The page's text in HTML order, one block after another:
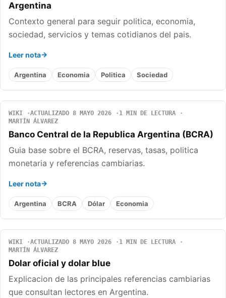
Argentina
Contexto general para seguir politica, economia,
sociedad, servicios y temas cotidianos del pais.
Leer nota
Argentina Economia Politica Sociedad
WIKI ACTUALIZADO 8 MAYO 2026
1 MIN DE LECTURA
MARTÍN ÁLVAREZ
Banco Central de la Republica Argentina (BCRA)
Guia base sobre el BCRA, reservas, tasas, politica
monetaria y referencias cambiarias.
Leer nota
Argentina BCRA Dólar Economia
WIKI ACTUALIZADO 8 MAYO 2026
1 MIN DE LECTURA
MARTÍN ÁLVAREZ
Dolar oficial y dolar blue
Explicacion de las principales referencias cambiarias
que consultan lectores en Argentina.